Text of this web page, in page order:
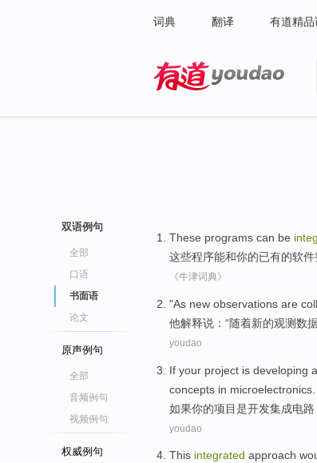
词典 翻译 有道精品
双语例句
全部
口语
书面语
论文
原声例句
全部
音频例句
视频例句
权威例句
These programs can be
这些程序能和你的已有的软件
《牛津词典》
"As new observations are
他解释说 ：“随着新的观测数
youdao
If your project is developing
concepts in microelectronics
如果你的项目是开发集成电路
youdao
This integrated approach